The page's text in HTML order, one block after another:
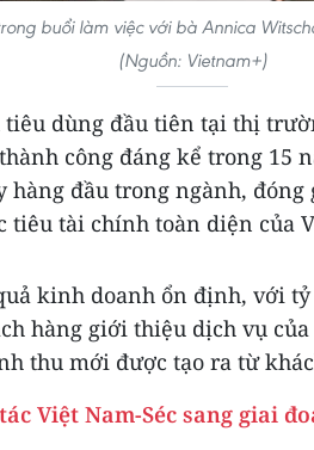
buổi làm việc với bà Annica
(Nguồn: Vietnam+)
dùng đầu tiên tại thị
công đáng kể trong 15
đầu trong ngành, đóng
tài chính toàn diện của
kinh doanh ổn định, với
hàng giới thiệu dịch vụ
thu mới được tạo ra từ
Việt Nam-Séc sang giai